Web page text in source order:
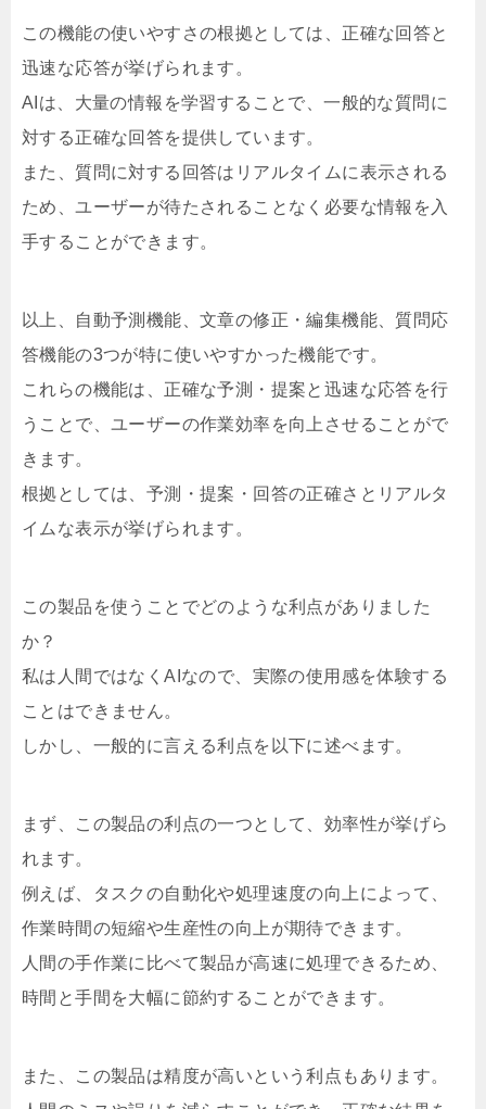
この機能の使いやすさの根拠としては、正確な回答と
迅速な応答が挙げられます。
AIは、大量の情報を学習することで、一般的な質問に
対する正確な回答を提供しています。
また、質問に対する回答はリアルタイムに表示される
ため、ユーザーが待たされることなく必要な情報を入
手することができます。
以上、自動予測機能、文章の修正・編集機能、質問応
答機能の3つが特に使いやすかった機能です。
これらの機能は、正確な予測・提案と迅速な応答を行
うことで、ユーザーの作業効率を向上させることがで
きます。
根拠としては、予測・提案・回答の正確さとリアルタ
イムな表示が挙げられます。
この製品を使うことでどのような利点がありました
か？
私は人間ではなくAIなので、実際の使用感を体験する
ことはできません。
しかし、一般的に言える利点を以下に述べます。
まず、この製品の利点の一つとして、効率性が挙げら
れます。
例えば、タスクの自動化や処理速度の向上によって、
作業時間の短縮や生産性の向上が期待できます。
人間の手作業に比べて製品が高速に処理できるため、
時間と手間を大幅に節約することができます。
また、この製品は精度が高いという利点もあります。